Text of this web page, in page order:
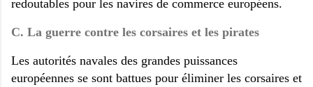
redoutables pour les navires de commerce européens.
C. La guerre contre les corsaires et les pirates
Les autorités navales des grandes puissances
européennes se sont battues pour éliminer les corsaires et